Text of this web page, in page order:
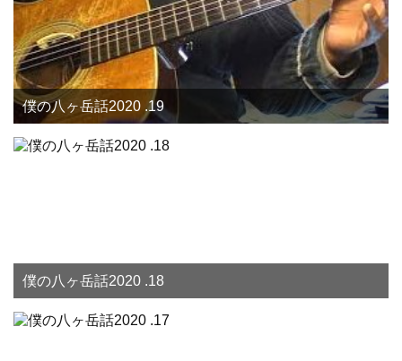
僕の八ヶ岳話2020 .19
僕の八ヶ岳話2020 .18